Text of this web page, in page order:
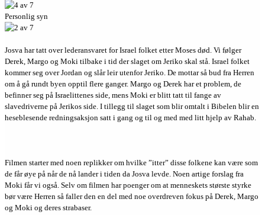
Personlig syn
Josva har tatt over lederansvaret for Israel folket etter Moses død. Vi følger
Derek, Margo og Moki tilbake i tid der slaget om Jeriko skal stå. Israel folket
kommer seg over Jordan og slår leir utenfor Jeriko. De mottar så bud fra Herren
om å gå rundt byen opptil flere ganger. Margo og Derek har et problem, de
befinner seg på Israelittenes side, mens Moki er blitt tatt til fange av
slavedriverne på Jerikos side. I tillegg til slaget som blir omtalt i Bibelen blir en
heseblesende redningsaksjon satt i gang og til og med med litt hjelp av Rahab.
Filmen starter med noen replikker om hvilke ”itter” disse folkene kan være som
de får øye på når de nå lander i tiden da Josva levde. Noen artige forslag fra
Moki får vi også. Selv om filmen har poenger om at menneskets største styrke
bør være Herren så faller den en del med noe overdreven fokus på Derek, Margo
og Moki og deres strabaser.